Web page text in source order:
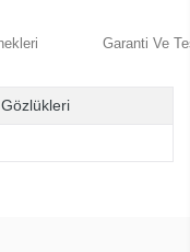
Garanti Ve